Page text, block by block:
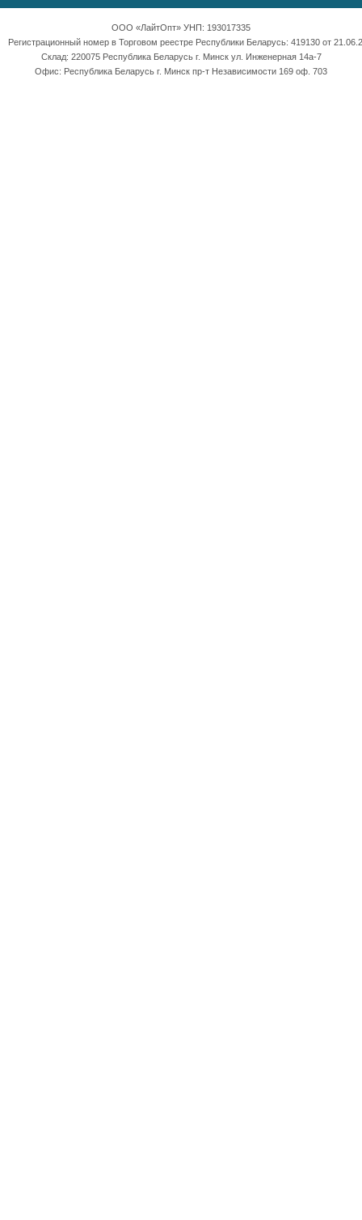
ООО «ЛайтОпт» УНП: 193017335
Регистрационный номер в Торговом реестре Республики Беларусь: 419130 от
Склад: 220075 Республика Беларусь г. Минск ул. Инженерная 14а-7
Офис: Республика Беларусь г. Минск пр-т Независимости 169 оф. 703